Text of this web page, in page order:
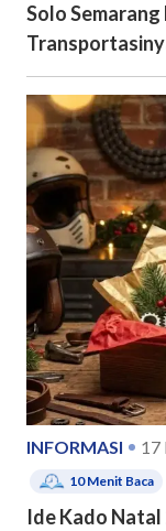
Solo Semarang
INFORMASI 17
10Menit Baca
Ide Kado Natal